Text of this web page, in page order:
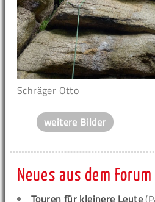
Schräger Otto
weitere Bilder
Neues aus dem Forum
Touren für kleinere Leute